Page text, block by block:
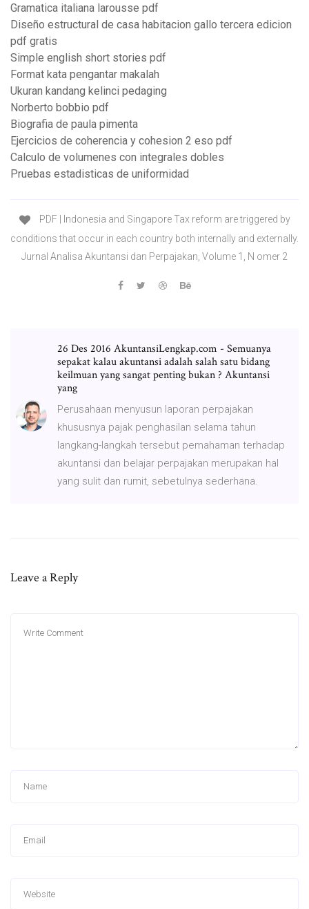
Gramatica italiana larousse pdf
Diseño estructural de casa habitacion gallo tercera edicion
pdf gratis
Simple english short stories pdf
Format kata pengantar makalah
Ukuran kandang kelinci pedaging
Norberto bobbio pdf
Biografia de paula pimenta
Ejercicios de coherencia y cohesion 2 eso pdf
Calculo de volumenes con integrales dobles
Pruebas estadisticas de uniformidad
PDF | Indonesia and Singapore Tax reform are triggered by
conditions that occur in each country both internally and externally.
Jurnal Analisa Akuntansi dan Perpajakan, Volume 1, N omer 2
26 Des 2016 AkuntansiLengkap.com - Semuanya
sepakat kalau akuntansi adalah salah satu bidang
keilmuan yang sangat penting bukan ? Akuntansi
yang
Perusahaan menyusun laporan perpajakan
khususnya pajak penghasilan selama tahun
langkang-langkah tersebut pemahaman terhadap
akuntansi dan belajar perpajakan merupakan hal
yang sulit dan rumit, sebetulnya sederhana.
Leave a Reply